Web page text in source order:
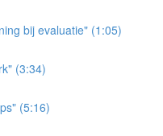
bij evaluatie" (1:05)
(3:34)
(5:16)